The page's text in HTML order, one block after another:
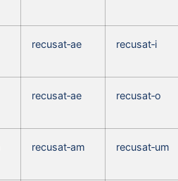
recusat‑ae recusat‑i
recusat‑ae recusat‑o
recusat‑am recusat‑um